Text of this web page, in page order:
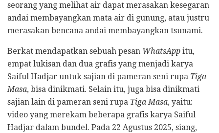
seorang yang melihat air dapat merasakan kesegaran
andai membayangkan mata air di gunung, atau justru
merasakan bencana andai membayangkan tsunami.
Berkat mendapatkan sebuah pesan WhatsApp itu,
empat lukisan dan dua grafis yang menjadi karya
Saiful Hadjar untuk sajian di pameran seni rupa Tiga
Masa, bisa dinikmati. Selain itu, juga bisa dinikmati
sajian lain di pameran seni rupa Tiga Masa, yaitu:
video yang merekam beberapa grafis karya Saiful
Hadjar dalam bundel. Pada 22 Agustus 2025, siang,